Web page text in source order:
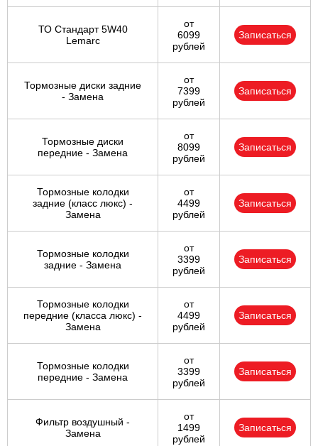
ТО Стандарт 5W40
Lemarc
от
6099
рублей
Записаться
Тормозные диски задние
- Замена
от
7399
рублей
Записаться
Тормозные диски
передние - Замена
от
8099
рублей
Записаться
Тормозные колодки
задние (класс люкс) -
Замена
от
4499
рублей
Записаться
Тормозные колодки
задние - Замена
от
3399
рублей
Записаться
Тормозные колодки
передние (класса люкс) -
Замена
от
4499
рублей
Записаться
Тормозные колодки
передние - Замена
от
3399
рублей
Записаться
Фильтр воздушный -
Замена
от
1499
рублей
Записаться